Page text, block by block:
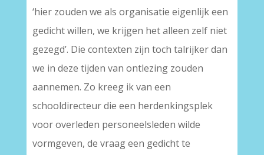
‘hier zouden we als organisatie eigenlijk een
gedicht willen, we krijgen het alleen zelf niet
gezegd’. Die contexten zijn toch talrijker dan
we in deze tijden van ontlezing zouden
aannemen. Zo kreeg ik van een
schooldirecteur die een herdenkingsplek
voor overleden personeelsleden wilde
vormgeven, de vraag een gedicht te